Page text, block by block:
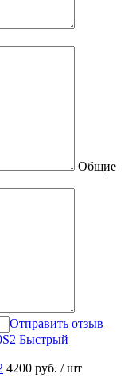
Общие
Отправить отзыв
Быстрый
4200 руб. / шт